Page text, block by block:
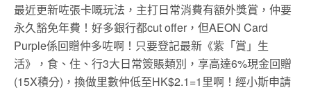
最近更新咗張卡嘅玩法，主打日常消費有額外獎賞，仲要
永久豁免年費！好多銀行都cut offer，但AEON Card
Purple係回贈仲多咗啊！只要登記最新《紫「賞」生
活》，食、住、行3大日常簽賬類別，享高達6%現金回贈
(15X積分)，換做里數仲低至HK$2.1=1里啊！經小斯申請